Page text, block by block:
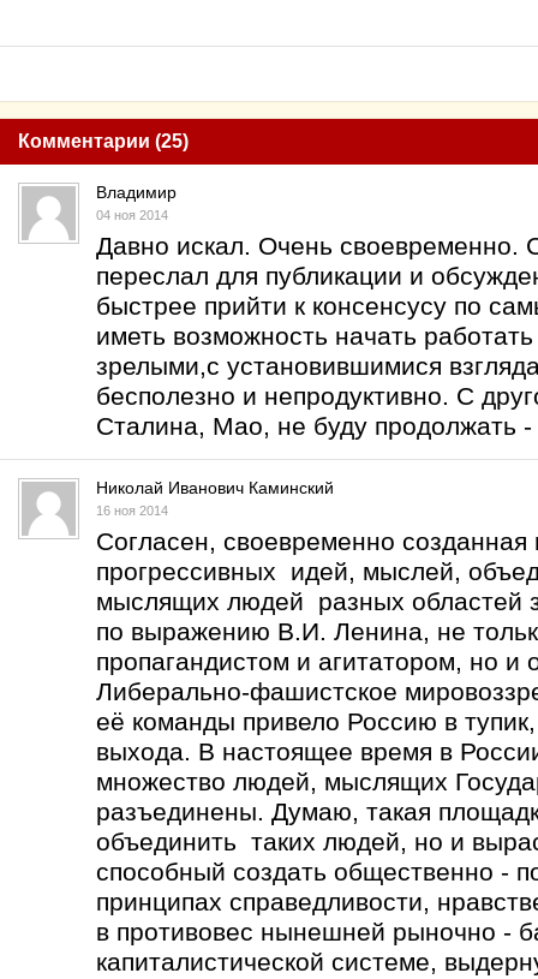
Комментарии (25)
Владимир
04 ноя 2014
Давно искал. Очень своевременно.
переслал для публикации и
быстрее прийти к консенсусу по
иметь возможность начать
зрелыми,с установившимися
бесполезно и непродуктивно. С
Сталина, Мао, не буду продолжать -
Николай Иванович Каминский
16 ноя 2014
Согласен, своевременно
прогрессивных идей, мыслей,
мыслящих людей разных областей
по выражению В.И. Ленина, не
пропагандистом и агитатором, но и
Либерально-фашистское
её команды привело Россию в
выхода. В настоящее время в
множество людей, мыслящих
разъединены. Думаю, такая
объединить таких людей, но и
способный создать общественно -
принципах справедливости,
в противовес нынешней рыночно -
капиталистической системе,